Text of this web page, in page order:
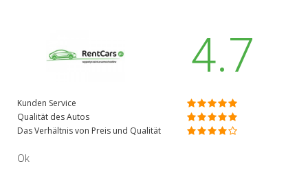
4.7
Kunden Service
Qualität des Autos
Das Verhältnis von Preis und Qualität
Ok